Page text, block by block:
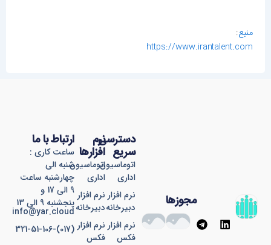
منبع:
https://www.irantalent.com
نرم
افزارها
اتوماسیون
اداری
نرم افزار
دبیرخانه
نرم افزار
فکس
دسترسی
سریع
اتوماسیون
اداری
نرم افزار
دبیرخانه
نرم افزار
فکس
ارتباط با ما
ساعت کاری :
شنبه الی
چهارشنبه ساعت
9 الی 17 و
پنجشنبه 9 الی 13
info@yar.cloud
(017)-321-51-106
مجوزها
L
i
T
e